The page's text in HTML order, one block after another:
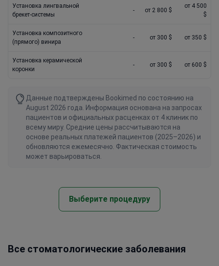
Установка лингвальной
брекет-системы
- от 2 800 $
от 4 500
$
Установка композитного
(прямого) винира
- от 300 $ от 350 $
Установка керамической
коронки
- от 300 $ от 600 $
Данные подтверждены Bookimed по состоянию на
August 2026 года. Информация основана на запросах
пациентов и официальных расценках от 4 клиник по
всему миру. Средние цены рассчитываются на
основе реальных платежей пациентов (2025–2026) и
обновляются ежемесячно. Фактическая стоимость
может варьироваться.
Выберите процедуру
Все стоматологические заболевания